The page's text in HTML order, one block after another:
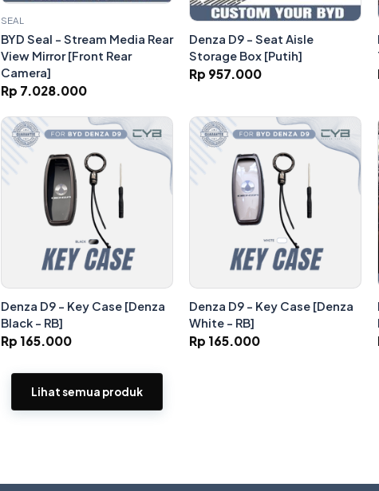
SEAL
BYD Seal - Stream Media Rear
View Mirror [Front Rear
Camera]
Rp 7.028.000
Denza D9 - Seat Aisle
Storage Box [Putih]
Rp 957.000
Denza D9 - Key Case [Denza
Black - RB]
Rp 165.000
Denza D9 - Key Case [Denza
White - RB]
Rp 165.000
Lihat semua produk